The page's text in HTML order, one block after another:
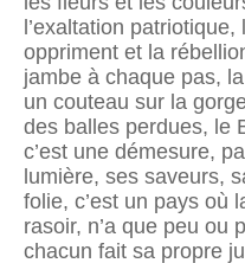
l’exaltation
oppriment et la
jambe à chaque pas,
un couteau sur la
des balles perdues, le
c’est une démesure,
lumière, ses saveurs,
folie, c’est un pays où
rasoir, n’a que peu ou
chacun fait sa propre